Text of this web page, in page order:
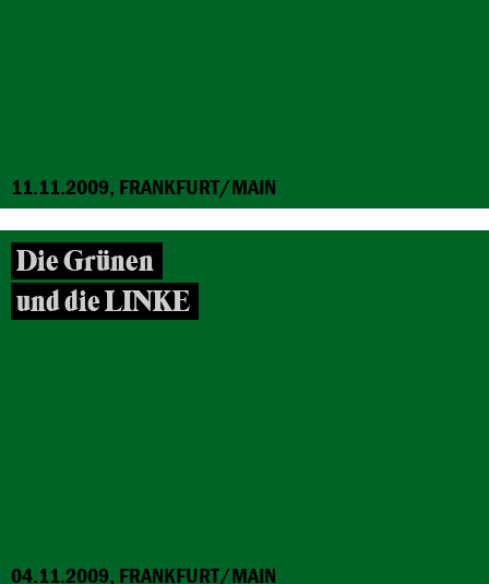
11.11.2009, FRANKFURT/MAIN
Die Grünen
und die LINKE
04.11.2009, FRANKFURT/MAIN